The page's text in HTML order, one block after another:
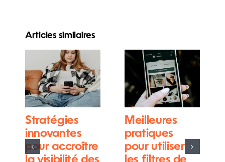
Articles similaires
Stratégies
innovantes
pour accroître
Meilleures
pratiques
pour utiliser